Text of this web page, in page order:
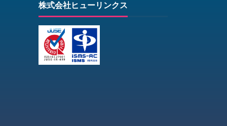
株式会社ヒューリンクス